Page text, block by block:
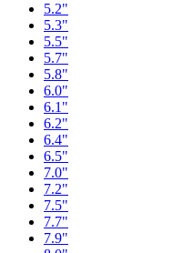
5.2"
5.3"
5.5"
5.7"
5.8"
6.0"
6.1"
6.2"
6.4"
6.5"
7.0"
7.2"
7.5"
7.7"
7.9"